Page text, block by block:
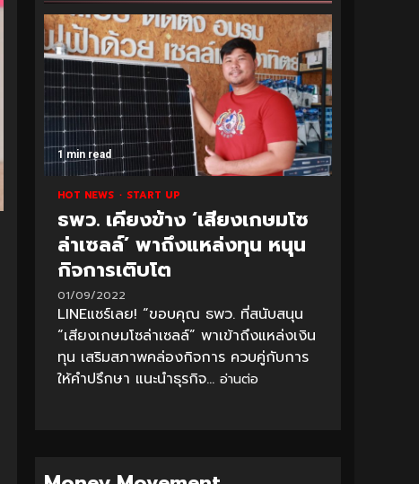
1 min read
HOT NEWS START UP
ธพว. เคียงข้าง ‘เสียงเกษมโซ
ล่าเซลล์’ พาถึงแหล่งทุน หนุน
กิจการเติบโต
01/09/2022
LINEแชร์เลย! “ขอบคุณ ธพว. ที่สนับสนุน
“เสียงเกษมโซล่าเซลล์” พาเข้าถึงแหล่งเงิน
ทุน เสริมสภาพคล่องกิจการ ควบคู่กับการ
ให้คำปรึกษา แนะนำธุรกิจ... อ่านต่อ